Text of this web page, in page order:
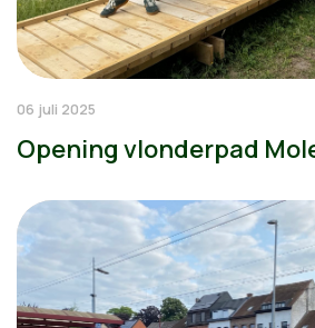
06 juli 2025
Opening vlonderpad